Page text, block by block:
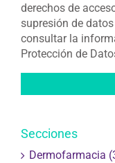
derechos de
supresión de datos
consultar la
Protección de
Secciones
Dermofarmacia